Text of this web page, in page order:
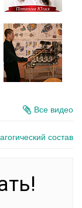
Все видео
состав